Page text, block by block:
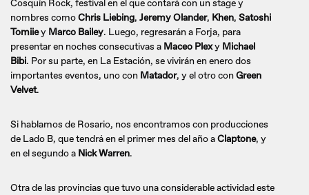
Cosquín Rock, festival en el que contará con un stage y
nombres comoChris Liebing, Jeremy Olander, Khen, Satoshi
Tomiiey Marco Bailey. Luego, regresarán a Forja, para
presentar en noches consecutivas a Maceo Plexy Michael
Bibi. Por su parte, en La Estación, se vivirán en enero dos
importantes eventos, uno con Matador, y el otro conGreen
Velvet.
Si hablamos de Rosario, nos encontramos con producciones
de Lado B, que tendrá en el primer mes del año aClaptone, y
en el segundo a Nick Warren.
Otra de las provincias que tuvo una considerable actividad este